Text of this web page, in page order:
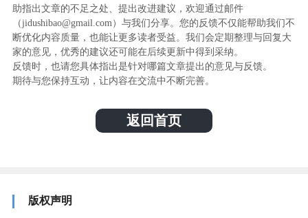
助指出文章的不足之处、提出改进建议，欢迎通过邮件
（jidushibao@gmail.com）与我们分享。您的反馈不仅能帮助我们不
断优化内容质量，也能让更多读者受益。我们会定期整理与回复大
家的意见，优秀的建议还可能在后续更新中得到采纳。
反馈时，也请您具体指出是针对哪篇文章提出的意见与反馈。
期待与您保持互动，让内容在交流中不断完善。
返回首页
版权声明